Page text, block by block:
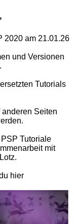
2020 am 21.01.26
und Versionen
Tutorials
anderen Seiten
Tutoriale
mit
hier